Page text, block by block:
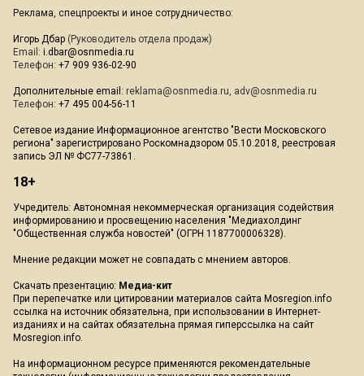
Реклама, спецпроекты и иное сотрудничество:
Игорь Дбар (Руководитель отдела продаж)
Email: i.dbar@osnmedia.ru
Телефон: +7 909 936-02-90
Дополнительные email: reklama@osnmedia.ru, adv@osnmedia.ru
Телефон: +7 495 004-56-11
Сетевое издание Информационное агентство "Вести Московского
региона" зарегистрировано Роскомнадзором 05.10.2018, реестровая
запись ЭЛ № ФС77-73861.
18+
Учредитель: Автономная некоммерческая организация содействия
информированию и просвещению населения "Медиахолдинг
"Общественная служба новостей" (ОГРН 1187700006328).
Мнение редакции может не совпадать с мнением авторов.
Скачать презентацию: Медиа-кит
При перепечатке или цитировании материалов сайта Mosregion.info
ссылка на источник обязательна, при использовании в Интернет-
изданиях и на сайтах обязательна прямая гиперссылка на сайт
Mosregion.info.
На информационном ресурсе применяются рекомендательные